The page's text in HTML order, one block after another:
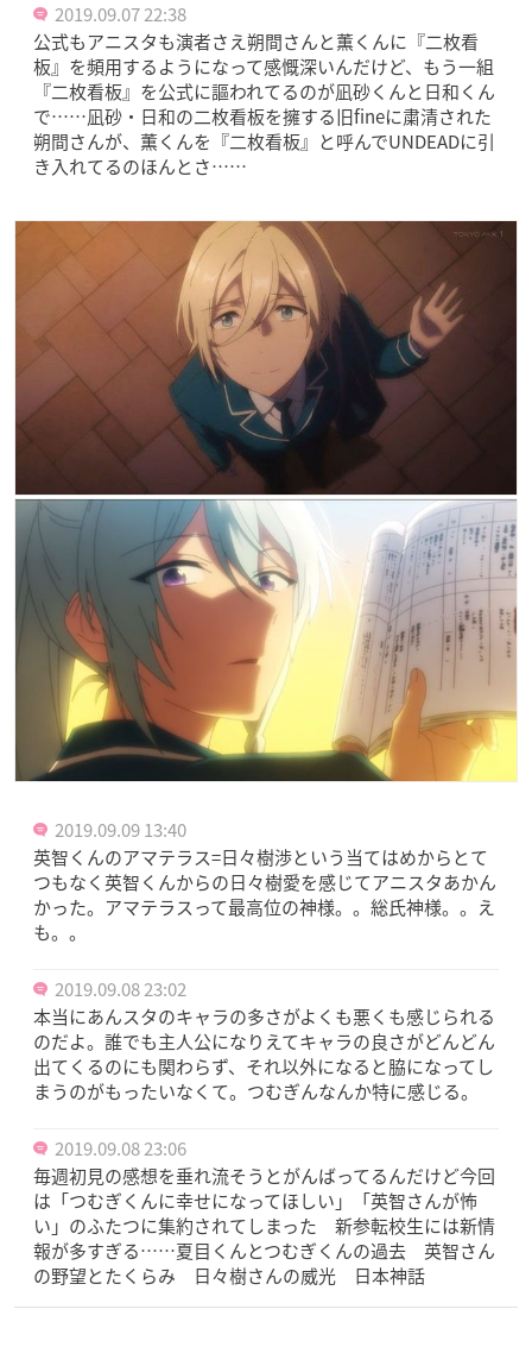
2019.09.07 22:38
公式もアニスタも演者さえ朔間さんと薫くんに『二枚看
板』を頻用するようになって感慨深いんだけど、もう一組
『二枚看板』を公式に謳われてるのが凪砂くんと日和くん
で……凪砂・日和の二枚看板を擁する旧fineに粛清された
朔間さんが、薫くんを『二枚看板』と呼んでUNDEADに引
き入れてるのほんとさ……
2019.09.09 13:40
英智くんのアマテラス=日々樹渉という当てはめからとて
つもなく英智くんからの日々樹愛を感じてアニスタあかん
かった。アマテラスって最高位の神様。。総氏神様。。え
も。。
2019.09.08 23:02
本当にあんスタのキャラの多さがよくも悪くも感じられる
のだよ。誰でも主人公になりえてキャラの良さがどんどん
出てくるのにも関わらず、それ以外になると脇になってし
まうのがもったいなくて。つむぎんなんか特に感じる。
2019.09.08 23:06
毎週初見の感想を垂れ流そうとがんばってるんだけど今回
は「つむぎくんに幸せになってほしい」「英智さんが怖
い」のふたつに集約されてしまった 新参転校生には新情
報が多すぎる……夏目くんとつむぎくんの過去 英智さん
の野望とたくらみ 日々樹さんの威光 日本神話